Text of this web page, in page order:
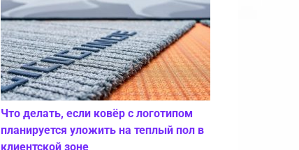
Что делать, если ковёр с логотипом
планируется уложить на теплый пол в
клиентской зоне